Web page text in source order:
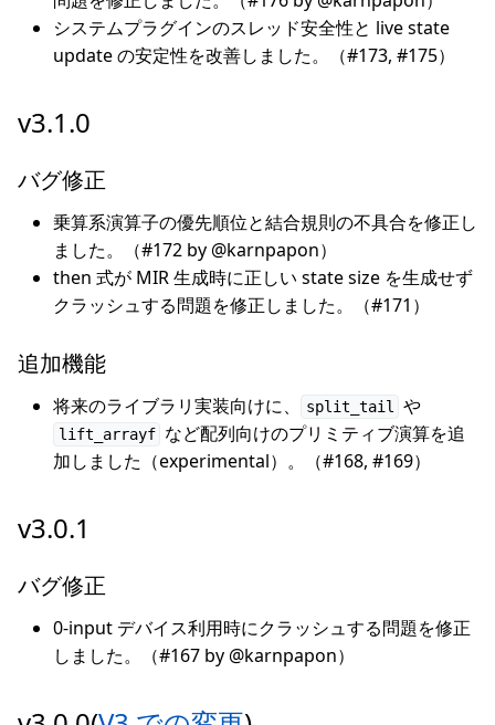
システムプラグインのスレッド安全性と live state
update の安定性を改善しました。（#173, #175）
v3.1.0
バグ修正
乗算系演算子の優先順位と結合規則の不具合を修正し
ました。（#172 by @karnpapon）
then 式が MIR 生成時に正しい state size を生成せず
クラッシュする問題を修正しました。（#171）
追加機能
将来のライブラリ実装向けに、 split_tail や
lift_arrayf など配列向けのプリミティブ演算を追
加しました（experimental）。（#168, #169）
v3.0.1
バグ修正
0-input デバイス利用時にクラッシュする問題を修正
しました。（#167 by @karnpapon）